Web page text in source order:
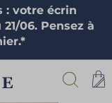
: votre écrin
06. Pensez à